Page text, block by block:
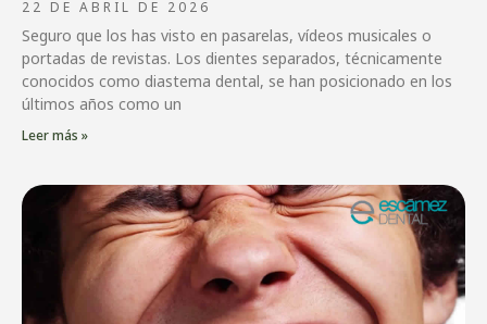
22 DE ABRIL DE 2026
Seguro que los has visto en pasarelas, vídeos musicales o
portadas de revistas. Los dientes separados, técnicamente
conocidos como diastema dental, se han posicionado en los
últimos años como un
Leer más »